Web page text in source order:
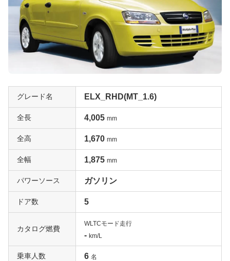
グレード名 ELX_RHD(MT_1.6)
全長 4,005 mm
全高 1,670 mm
全幅 1,875 mm
パワーソース ガソリン
ドア数 5
カタログ燃費
WLTCモード走行
- km/L
乗車人数 6 名